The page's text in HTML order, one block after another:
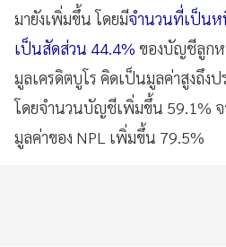
มายังเพิ่มขึ้น โดยมีจำนวนที่เป็น
เป็นสัดส่วน 44.4% ของบัญชีลูกห
มูลเครดิตบูโร คิดเป็นมูลค่าสูงถึง
โดยจำนวนบัญชีเพิ่มขึ้น 59.1%
มูลค่าของ NPL เพิ่มขึ้น 79.5%